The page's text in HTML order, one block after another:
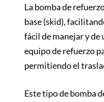
La bomba de
base (skid),
fácil de manejar y de
equipo de refuerzo
permitiendo el
Este tipo de bomba